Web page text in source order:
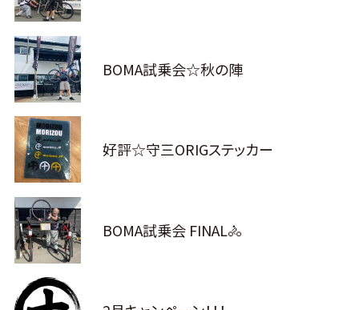
BOMA試乗会☆秋の陣
好評☆守三ORIGステッカー
BOMA試乗会 FINAL🚴